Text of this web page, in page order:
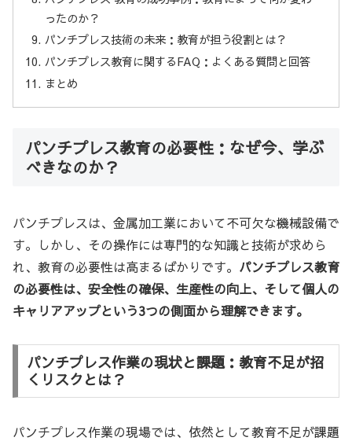
ったのか？
パンチプレス技術の未来：教育が担う役割とは？
パンチプレス教育に関するFAQ：よくある質問と回答
まとめ
パンチプレス教育の必要性：なぜ今、学ぶ
べきなのか？
パンチプレスは、金属加工業において不可欠な機械設備で
す。しかし、その操作には専門的な知識と技術が求めら
れ、教育の必要性は高まるばかりです。 パンチプレス教育
の必要性は、安全性の確保、生産性の向上、そして個人の
キャリアアップという3つの側面から理解できます。
パンチプレス作業の現状と課題：教育不足が招
くリスクとは？
パンチプレス作業の現場では、依然として教育不足が課題